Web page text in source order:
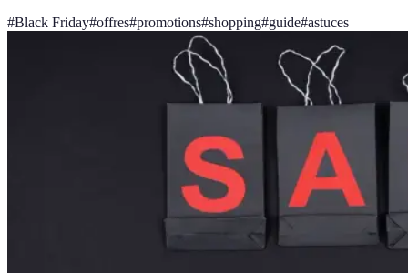
#Black Friday#offres#promotions#shopping#guide#astuces